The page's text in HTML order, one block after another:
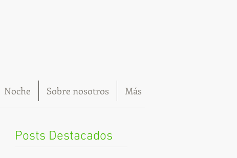
Noche Sobre nosotros Más
Posts Destacados